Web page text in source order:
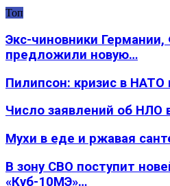
Топ
Экс-чиновники
предложили новую…
Пилипсон: кризис в
Число заявлений об НЛО
Мухи в еде и ржавая
В зону СВО поступит
«Куб-10МЭ»…